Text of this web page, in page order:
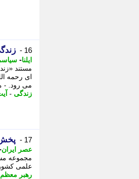
16 -
ایلنا-
مستند
ای رحمه
می رود. -
زندگی -
17 - پخش
عصر ایران
مجموعه
علمی
رهبر معظم